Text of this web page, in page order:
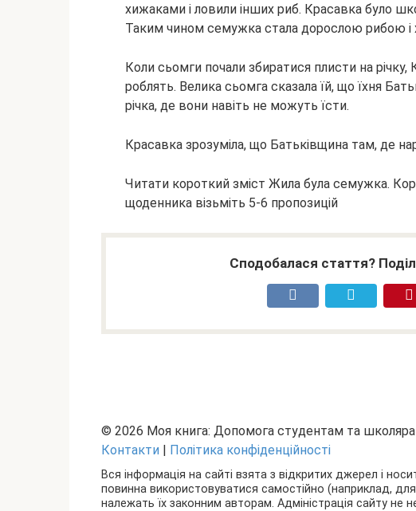
хижаками і ловили інших риб. Красавка було
Таким чином семужка стала дорослою рибою і
Коли сьомги почали збиратися плисти на
роблять. Велика сьомга сказала їй, що їхня
річка, де вони навіть не можуть їсти.
Красавка зрозуміла, що Батьківщина там, де
Читати короткий зміст Жила була семужка.
щоденника візьміть 5-6 пропозицій
Сподобалася стаття?
© 2026 Моя книга: Допомога студентам та
Контакти | Політика конфіденційності
Вся інформація на сайті взята з відкритих джерел і
повинна використовуватися самостійно (наприклад, для
належать їх законним авторам. Адміністрація сайту не